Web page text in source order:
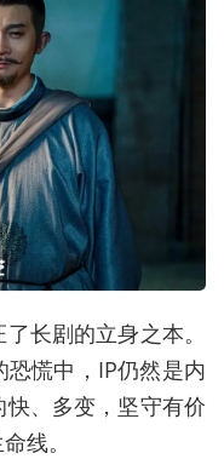
长剧的立身之本。
慌中，IP仍然是内
、多变，坚守有价
线。